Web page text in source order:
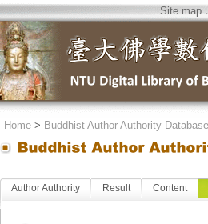
Site map
Home> Buddhist Author Authority Database
Author Authority Result Content